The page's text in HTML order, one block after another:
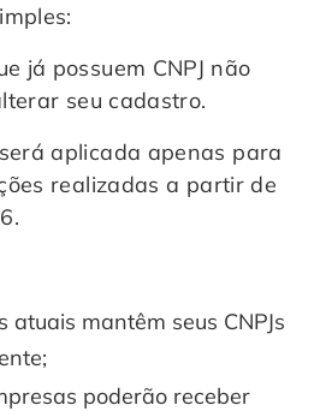
já possuem CNPJ não
seu cadastro.
aplicada apenas para
realizadas a partir de
atuais mantêm seus CNPJs
poderão receber